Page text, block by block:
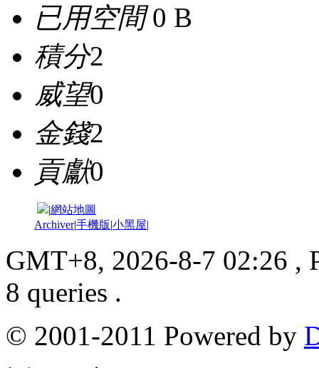
已用空間0 B
積分2
威望0
金錢2
貢獻0
|網站地圖
Archiver|手機版|小黑屋|
GMT+8, 2026-8-7 02:26 ,
8 queries .
© 2001-2011 Powered by